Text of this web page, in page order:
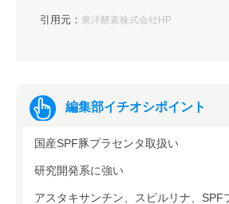
引用元： 東洋酵素株式会社HP
編集部イチオシポイント
国産SPF豚プラセンタ取扱い
研究開発系に強い
アスタキサンチン、スピルリナ、SPF